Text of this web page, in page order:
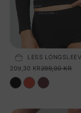
Tilføj til kurv
SALGSPRIS
209,30 KRNORMALPRIS
299,00 KR